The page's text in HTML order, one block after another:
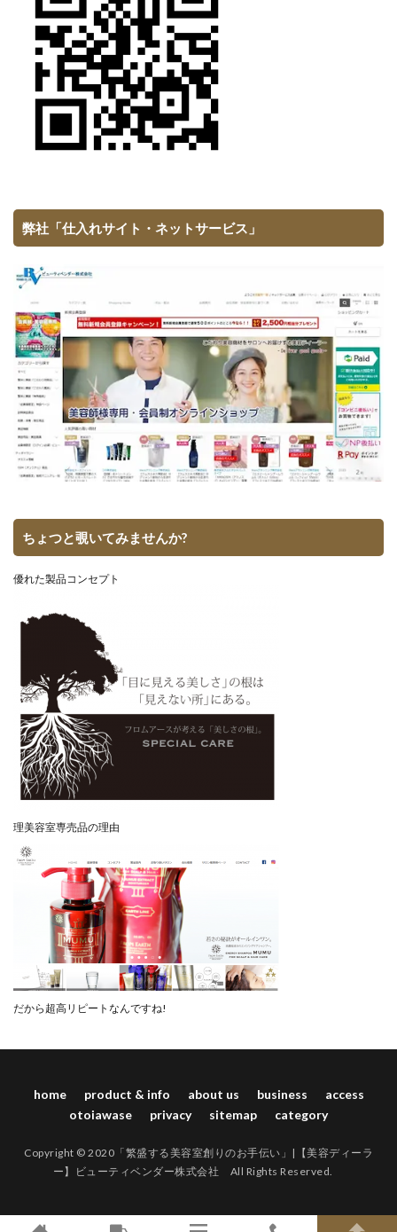
弊社「仕入れサイト・ネットサービス」
ちょつと覗いてみませんか?
優れた製品コンセプト
理美容室専売品の理由
だから超高リピートなんですね!
home product & info about us business
access
otoiawase
privacy sitemap category
Copyright © 2020「繁盛する美容室創りのお手伝い」|【美容ディーラ
ー】ビューティベンダー株式会社 All Rights Reserved.